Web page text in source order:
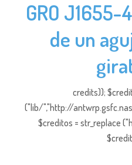
GRO
de un
credits));
("lib/","http://
$creditos = str_replace